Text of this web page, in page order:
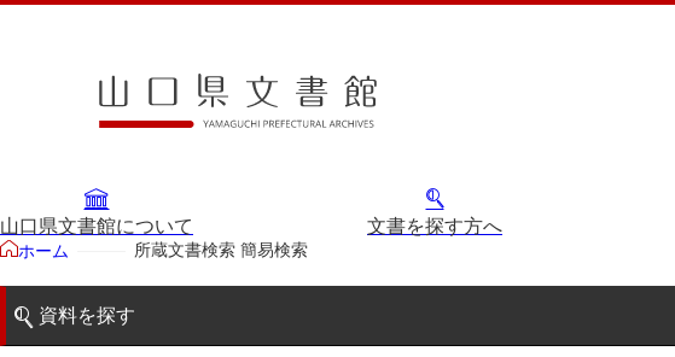
山口県文書館について 文書を探す方へ
ホーム 所蔵文書検索 簡易検索
資料を探す